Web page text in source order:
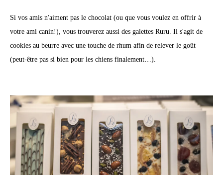
Si vos amis n'aiment pas le chocolat (ou que vous voulez en offrir à
votre ami canin!), vous trouverez aussi des galettes Ruru. Il s'agit de
cookies au beurre avec une touche de rhum afin de relever le goût
(peut-être pas si bien pour les chiens finalement…).